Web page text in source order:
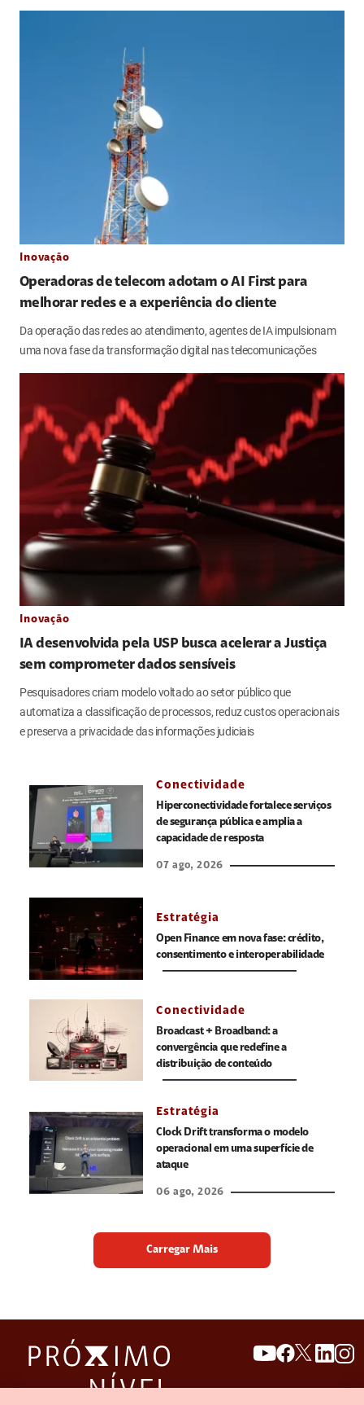
Inovação
Operadoras de telecom adotam o AI First para
melhorar redes e a experiência do cliente
Da operação das redes ao atendimento, agentes de IA impulsionam
uma nova fase da transformação digital nas telecomunicações
Inovação
IA desenvolvida pela USP busca acelerar a Justiça
sem comprometer dados sensíveis
Pesquisadores criam modelo voltado ao setor público que
automatiza a classificação de processos, reduz custos operacionais
e preserva a privacidade das informações judiciais
Conectividade
Hiperconectividade fortalece serviços
de segurança pública e amplia a
capacidade de resposta
07 ago, 2026
Estratégia
Open Finance em nova fase: crédito,
consentimento e interoperabilidade
Conectividade
Broadcast + Broadband: a
convergência que redefine a
distribuição de conteúdo
Estratégia
Clock Drift transforma o modelo
operacional em uma superfície de
ataque
06 ago, 2026
Carregar Mais